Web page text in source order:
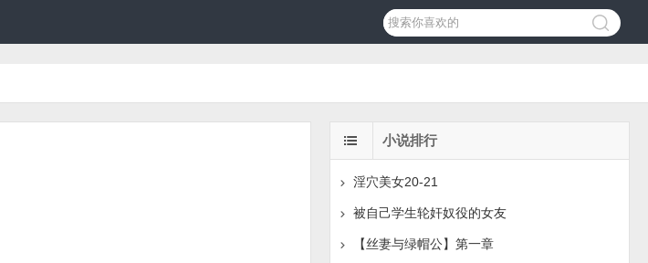
小说排行
淫穴美女20-21
被自己学生轮奸奴役的女友
【丝妻与绿帽公】第一章